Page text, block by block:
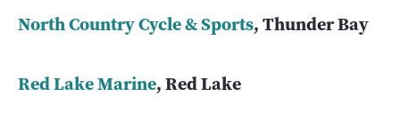
North Country Cycle & Sports, Thunder Bay
Red Lake Marine, Red Lake